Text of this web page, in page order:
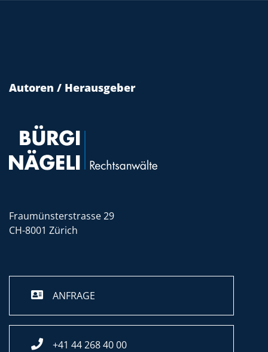
Autoren / Herausgeber
Fraumünsterstrasse 29
CH-8001 Zürich
ANFRAGE
+41 44 268 40 00